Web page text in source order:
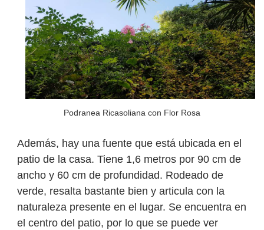
Podranea Ricasoliana con Flor Rosa
Además, hay una fuente que está ubicada en el
patio de la casa. Tiene 1,6 metros por 90 cm de
ancho y 60 cm de profundidad. Rodeado de
verde, resalta bastante bien y articula con la
naturaleza presente en el lugar. Se encuentra en
el centro del patio, por lo que se puede ver